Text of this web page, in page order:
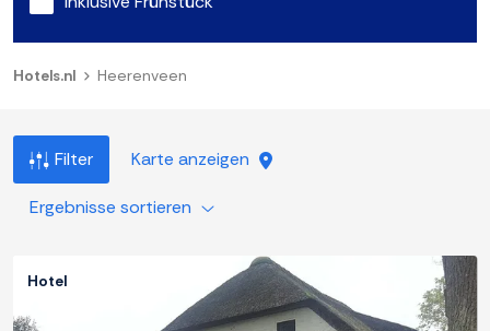
Hotels.nl Heerenveen
Filter Karte anzeigen
Ergebnisse sortieren
Hotel